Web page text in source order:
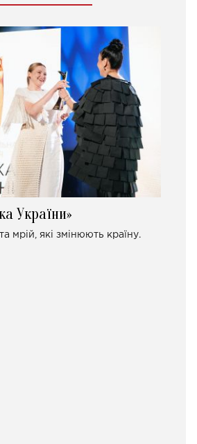
України»
та мрій, які змінюють країну.